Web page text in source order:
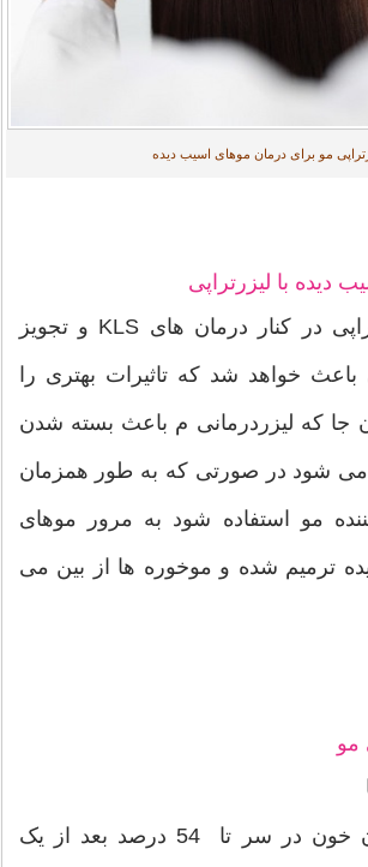
مو برای درمان موهای اسیب دیده
دیده با لیزرتراپی
استفاده از لیزرتراپی در کنار درمان های KLS و تجویز
خواهد شد که تاثیرات بهتری را
جا که لیزردرمانی م باعث بسته شدن
می شود در صورتی که به طور همزمان
مو استفاده شود به مرور موهای
ترمیم شده و موخوره ها از بین می
مو
- افزایش جریان خون در سر تا 54 درصد بعد از یک